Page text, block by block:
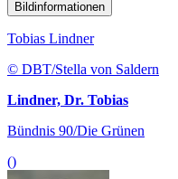
Bildinformationen
Tobias Lindner
© DBT/Stella von Saldern
Lindner, Dr. Tobias
Bündnis 90/Die Grünen
()